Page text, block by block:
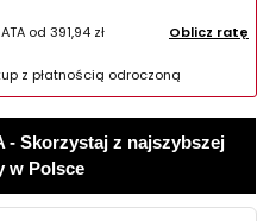
od 391,94 zł Oblicz ratę
z płatnością odroczoną
- Skorzystaj z najszybszej
w Polsce